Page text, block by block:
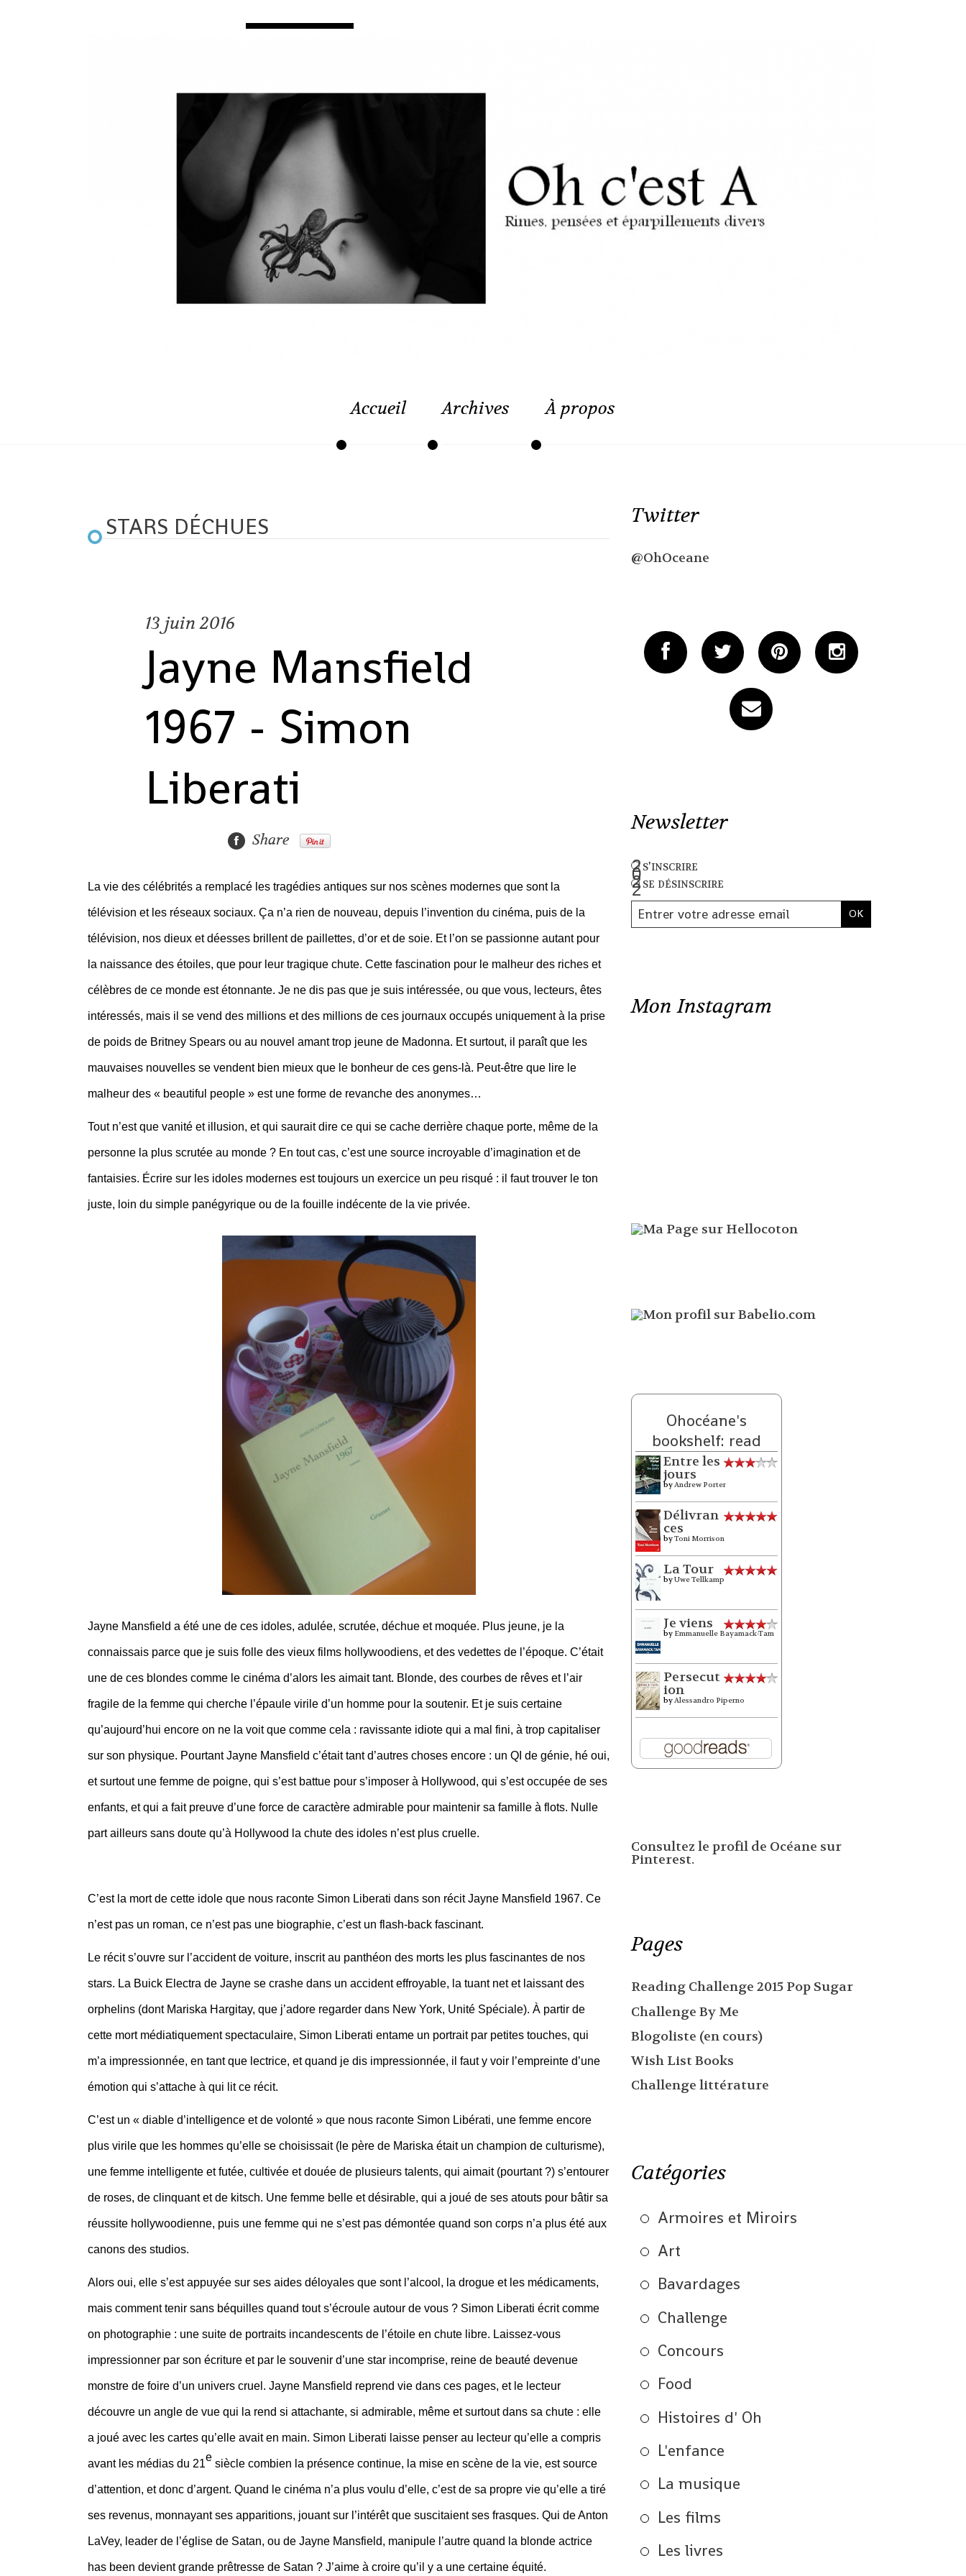
Accueil Archives À propos
STARS DÉCHUES
13 juin 2016
Jayne Mansfield
1967 - Simon
Liberati
Share
La vie des célébrités a remplacé les tragédies antiques sur nos scènes modernes que sont la
télévision et les réseaux sociaux. Ça n’a rien de nouveau, depuis l’invention du cinéma, puis de la
télévision, nos dieux et déesses brillent de paillettes, d’or et de soie. Et l’on se passionne autant pour
la naissance des étoiles, que pour leur tragique chute. Cette fascination pour le malheur des riches et
célèbres de ce monde est étonnante. Je ne dis pas que je suis intéressée, ou que vous, lecteurs, êtes
intéressés, mais il se vend des millions et des millions de ces journaux occupés uniquement à la prise
de poids de Britney Spears ou au nouvel amant trop jeune de Madonna. Et surtout, il paraît que les
mauvaises nouvelles se vendent bien mieux que le bonheur de ces gens-là. Peut-être que lire le
malheur des « beautiful people » est une forme de revanche des anonymes…
Tout n’est que vanité et illusion, et qui saurait dire ce qui se cache derrière chaque porte, même de la
personne la plus scrutée au monde ? En tout cas, c’est une source incroyable d’imagination et de
fantaisies. Écrire sur les idoles modernes est toujours un exercice un peu risqué : il faut trouver le ton
juste, loin du simple panégyrique ou de la fouille indécente de la vie privée.
Jayne Mansfield a été une de ces idoles, adulée, scrutée, déchue et moquée. Plus jeune, je la
connaissais parce que je suis folle des vieux films hollywoodiens, et des vedettes de l’époque. C’était
une de ces blondes comme le cinéma d’alors les aimait tant. Blonde, des courbes de rêves et l’air
fragile de la femme qui cherche l’épaule virile d’un homme pour la soutenir. Et je suis certaine
qu’aujourd’hui encore on ne la voit que comme cela : ravissante idiote qui a mal fini, à trop capitaliser
sur son physique. Pourtant Jayne Mansfield c’était tant d’autres choses encore : un QI de génie, hé oui,
et surtout une femme de poigne, qui s’est battue pour s’imposer à Hollywood, qui s’est occupée de ses
enfants, et qui a fait preuve d’une force de caractère admirable pour maintenir sa famille à flots. Nulle
part ailleurs sans doute qu’à Hollywood la chute des idoles n’est plus cruelle.
C’est la mort de cette idole que nous raconte Simon Liberati dans son récit Jayne Mansfield 1967. Ce
n’est pas un roman, ce n’est pas une biographie, c’est un flash-back fascinant.
Le récit s’ouvre sur l’accident de voiture, inscrit au panthéon des morts les plus fascinantes de nos
stars. La Buick Electra de Jayne se crashe dans un accident effroyable, la tuant net et laissant des
orphelins (dont Mariska Hargitay, que j’adore regarder dans New York, Unité Spéciale). À partir de
cette mort médiatiquement spectaculaire, Simon Liberati entame un portrait par petites touches, qui
m’a impressionnée, en tant que lectrice, et quand je dis impressionnée, il faut y voir l’empreinte d’une
émotion qui s’attache à qui lit ce récit.
C’est un « diable d’intelligence et de volonté » que nous raconte Simon Libérati, une femme encore
plus virile que les hommes qu’elle se choisissait (le père de Mariska était un champion de culturisme),
une femme intelligente et futée, cultivée et douée de plusieurs talents, qui aimait (pourtant ?) s’entourer
de roses, de clinquant et de kitsch. Une femme belle et désirable, qui a joué de ses atouts pour bâtir sa
réussite hollywoodienne, puis une femme qui ne s’est pas démontée quand son corps n’a plus été aux
canons des studios.
Alors oui, elle s’est appuyée sur ses aides déloyales que sont l’alcool, la drogue et les médicaments,
mais comment tenir sans béquilles quand tout s’écroule autour de vous ? Simon Liberati écrit comme
on photographie : une suite de portraits incandescents de l’étoile en chute libre. Laissez-vous
impressionner par son écriture et par le souvenir d’une star incomprise, reine de beauté devenue
monstre de foire d’un univers cruel. Jayne Mansfield reprend vie dans ces pages, et le lecteur
découvre un angle de vue qui la rend si attachante, si admirable, même et surtout dans sa chute : elle
a joué avec les cartes qu’elle avait en main. Simon Liberati laisse penser au lecteur qu’elle a compris
avant les médias du 21e siècle combien la présence continue, la mise en scène de la vie, est source
d’attention, et donc d’argent. Quand le cinéma n’a plus voulu d’elle, c’est de sa propre vie qu’elle a tiré
ses revenus, monnayant ses apparitions, jouant sur l’intérêt que suscitaient ses frasques. Qui de Anton
LaVey, leader de l’église de Satan, ou de Jayne Mansfield, manipule l’autre quand la blonde actrice
has been devient grande prêtresse de Satan ? J’aime à croire qu’il y a une certaine équité.
Twitter
@OhOceane
Newsletter
s'inscrire
se désinscrire
Mon Instagram
Ohocéane's
bookshelf: read
Entre les
jours
byAndrew Porter
Délivran
ces
byToni Morrison
La Tour
byUwe Tellkamp
Je viens
by Emmanuelle Bayamack-Tam
Persecut
ion
byAlessandro Piperno
Consultez le profil de Océane sur
Pinterest.
Pages
Reading Challenge 2015 Pop Sugar
Challenge By Me
Blogoliste (en cours)
Wish List Books
Challenge littérature
Catégories
Armoires et Miroirs
Art
Bavardages
Challenge
Concours
Food
Histoires d' Oh
L'enfance
La musique
Les films
Les livres